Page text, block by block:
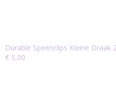
Durable Speenclips Kleine Draak
€ 5,00